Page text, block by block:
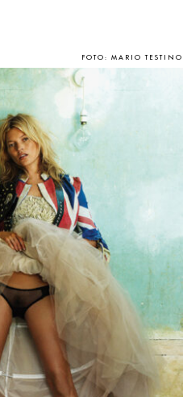
FOTO: MARIO TESTINO